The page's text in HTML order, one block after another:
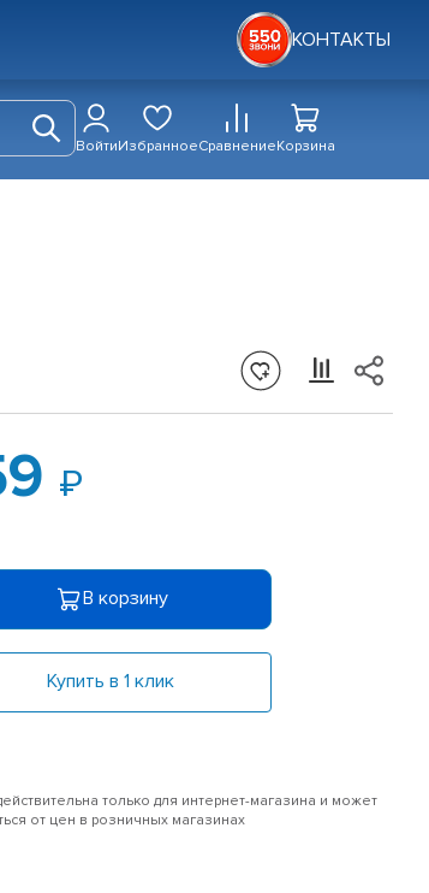
КОНТАКТЫ
ВойтиИзбранноеСравнениеКорзина
В корзину
Купить в 1 клик
только для интернет-магазина и может
от цен в розничных магазинах